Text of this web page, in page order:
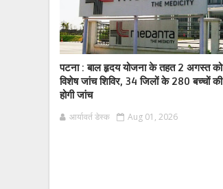
पटना : बाल हृदय योजना के तहत 2 अगस्त को
विशेष जांच शिविर, 34 जिलों के 280 बच्चों की
होगी जांच
आर्यावर्त डेस्क Aug 01, 2026